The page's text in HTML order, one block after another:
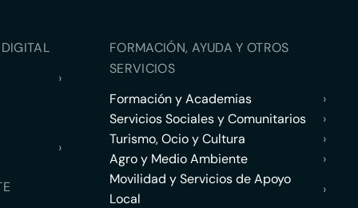
›
›
FORMACIÓN, AYUDA Y OTROS
SERVICIOS
Formación y Academias
›
Servicios Sociales y Comunitarios
›
Turismo, Ocio y Cultura
›
Agro y Medio Ambiente
›
Movilidad y Servicios de Apoyo
Local
›